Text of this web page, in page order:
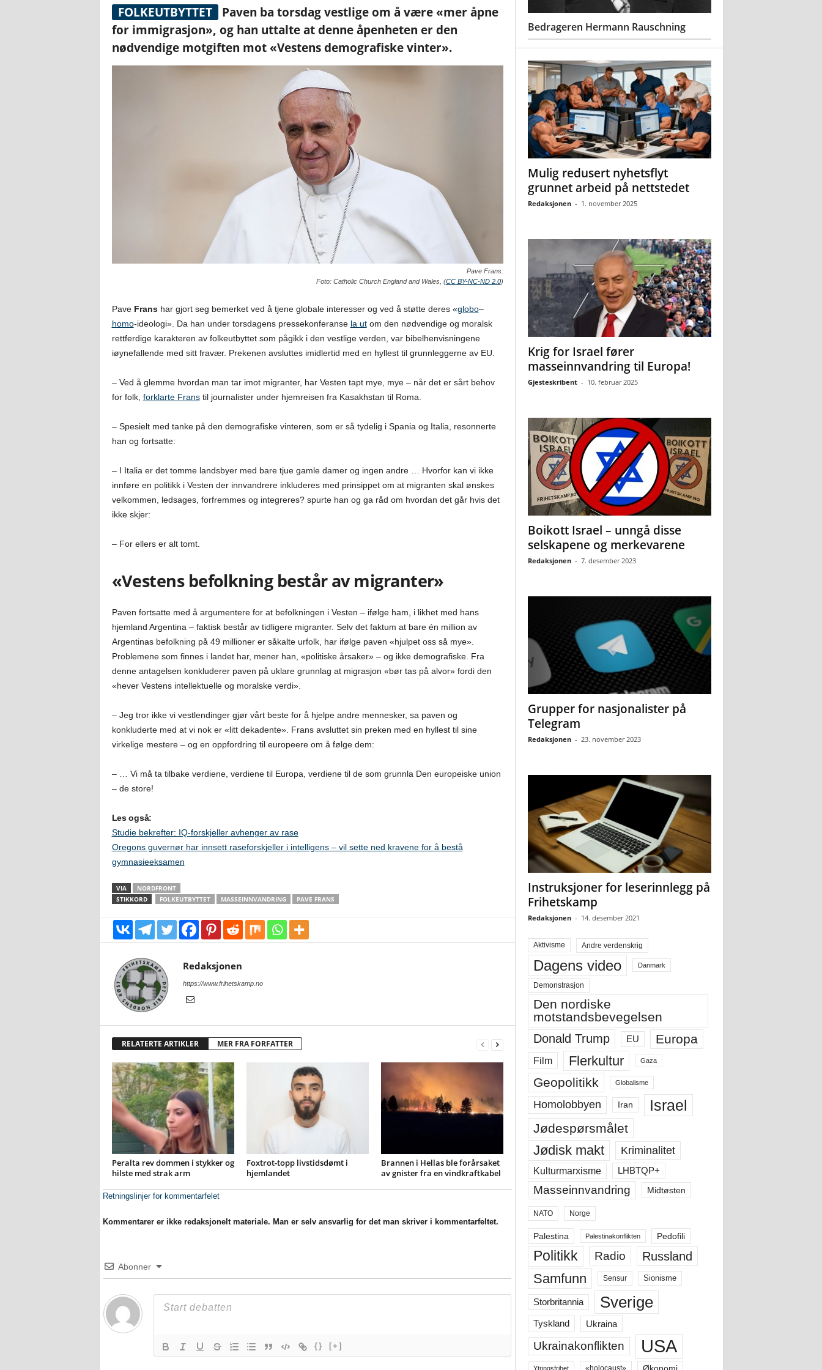
FOLKEUTBYTTET
Paven ba torsdag vestlige om å være «mer åpne
for immigrasjon», og han uttalte at denne åpenheten er den
nødvendige motgiften mot «Vestens demografiske vinter».
Pave Frans.
Foto: Catholic Church England and Wales, (CC BY-NC-ND 2.0)
Pave Franshar gjort seg bemerket ved å tjene globale interesser og ved å støtte deres «globo–
homo-ideologi». Da han under torsdagens pressekonferanse la utom den nødvendige og moralsk
rettferdige karakteren av folkeutbyttet som pågikk i den vestlige verden, var bibelhenvisningene
iøynefallende med sitt fravær. Prekenen avsluttes imidlertid med en hyllest til grunnleggerne av EU.
– Ved å glemme hvordan man tar imot migranter, har Vesten tapt mye, mye – når det er sårt behov
for folk, forklarte Franstil journalister under hjemreisen fra Kasakhstan til Roma.
– Spesielt med tanke på den demografiske vinteren, som er så tydelig i Spania og Italia, resonnerte
han og fortsatte:
– I Italia er det tomme landsbyer med bare tjue gamle damer og ingen andre … Hvorfor kan vi ikke
innføre en politikk i Vesten der innvandrere inkluderes med prinsippet om at migranten skal ønskes
velkommen, ledsages, forfremmes og integreres? spurte han og ga råd om hvordan det går hvis det
ikke skjer:
– For ellers er alt tomt.
«Vestens befolkning består av migranter»
Paven fortsatte med å argumentere for at befolkningen i Vesten – ifølge ham, i likhet med hans
hjemland Argentina – faktisk består av tidligere migranter. Selv det faktum at bare én million av
Argentinas befolkning på 49 millioner er såkalte urfolk, har ifølge paven «hjulpet oss så mye».
Problemene som finnes i landet har, mener han, «politiske årsaker» – og ikke demografiske. Fra
denne antagelsen konkluderer paven på uklare grunnlag at migrasjon «bør tas på alvor» fordi den
«hever Vestens intellektuelle og moralske verdi».
– Jeg tror ikke vi vestlendinger gjør vårt beste for å hjelpe andre mennesker, sa paven og
konkluderte med at vi nok er «litt dekadente». Frans avsluttet sin preken med en hyllest til sine
virkelige mestere – og en oppfordring til europeere om å følge dem:
– … Vi må ta tilbake verdiene, verdiene til Europa, verdiene til de som grunnla Den europeiske union
– de store!
Les også:
Studie bekrefter: IQ-forskjeller avhenger av rase
Oregons guvernør har innsett raseforskjeller i intelligens – vil sette ned kravene for å bestå
gymnasieeksamen
VIA
NORDFRONT
STIKKORD
FOLKEUTBYTTET MASSEINNVANDRING PAVE FRANS
Redaksjonen
https://www.frihetskamp.no
RELATERTE ARTIKLER MER FRA FORFATTER
Peralta rev dommen i stykker og
hilste med strak arm
Foxtrot-topp livstidsdømt i
hjemlandet
Brannen i Hellas ble forårsaket
av gnister fra en vindkraftkabel
Retningslinjer for kommentarfelet
Kommentarer er ikke redaksjonelt materiale. Man er selv ansvarlig for det man skriver i kommentarfeltet.
Abonner
{} [+]
Bedrageren Hermann Rauschning
Mulig redusert nyhetsflyt
grunnet arbeid på nettstedet
Redaksjonen - 1. november 2025
Krig for Israel fører
masseinnvandring til Europa!
Gjesteskribent - 10. februar 2025
Boikott Israel – unngå disse
selskapene og merkevarene
Redaksjonen - 7. desember 2023
Grupper for nasjonalister på
Telegram
Redaksjonen - 23. november 2023
Instruksjoner for leserinnlegg på
Frihetskamp
Redaksjonen - 14. desember 2021
Aktivisme Andre verdenskrig
Dagens video Danmark
Demonstrasjon
Den nordiske
motstandsbevegelsen
Donald Trump EU Europa
Film Flerkultur Gaza
Geopolitikk Globalisme
Homolobbyen Iran Israel
Jødespørsmålet
Jødisk makt Kriminalitet
Kulturmarxisme LHBTQP+
Masseinnvandring Midtøsten
NATO Norge
Palestina Palestinakonflikten Pedofili
Politikk Radio Russland
Samfunn Sensur Sionisme
Storbritannia Sverige
Tyskland Ukraina
Ukrainakonflikten USA
Ytringsfrihet